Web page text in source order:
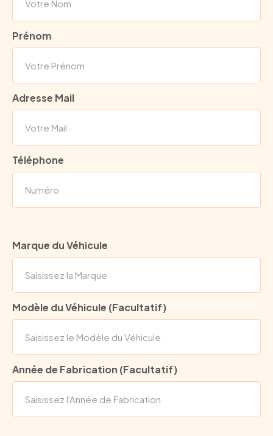
Prénom
Adresse Mail
Téléphone
Marque du Véhicule
Modèle du Véhicule (Facultatif)
Année de Fabrication (Facultatif)